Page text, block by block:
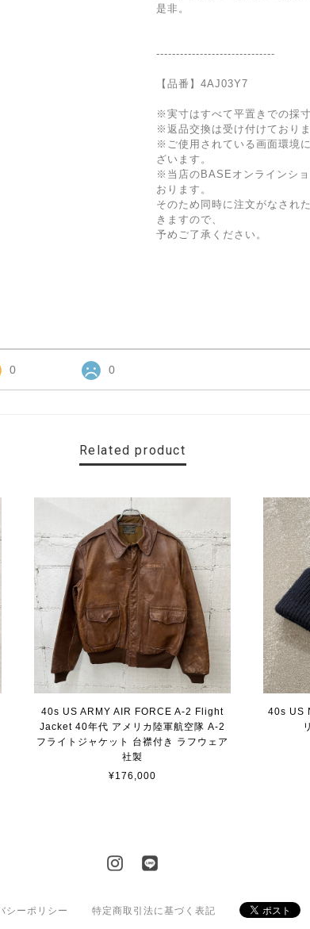
是非。
------------------------------
【品番】4AJ03Y7
※実寸はすべて平置きでの採寸
※返品交換は受け付けておりま
※ご使用されている画面環境
ざいます。
※当店のBASEオンラインシ
おります。
そのため同時に注文がなされ
きますので、
予めご了承ください。
0 0
Related product
40s US ARMY AIR FORCE A-2 Flight
Jacket 40年代 アメリカ陸軍航空隊 A-2
フライトジャケット 台襟付き ラフウェア
社製
¥176,000
40s US
シーポリシー 特定商取引法に基づく表記